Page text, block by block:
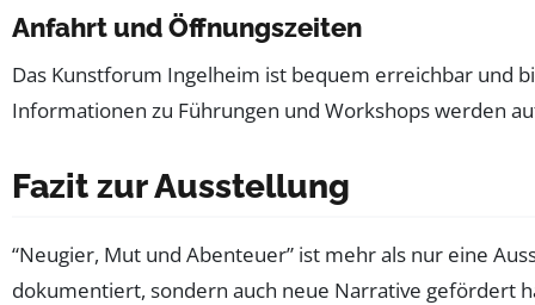
Anfahrt und Öffnungszeiten
Das Kunstforum Ingelheim ist bequem erreichbar und
Informationen zu Führungen und Workshops werden
Fazit zur Ausstellung
“Neugier, Mut und Abenteuer” ist mehr als nur eine
dokumentiert, sondern auch neue Narrative gefördert